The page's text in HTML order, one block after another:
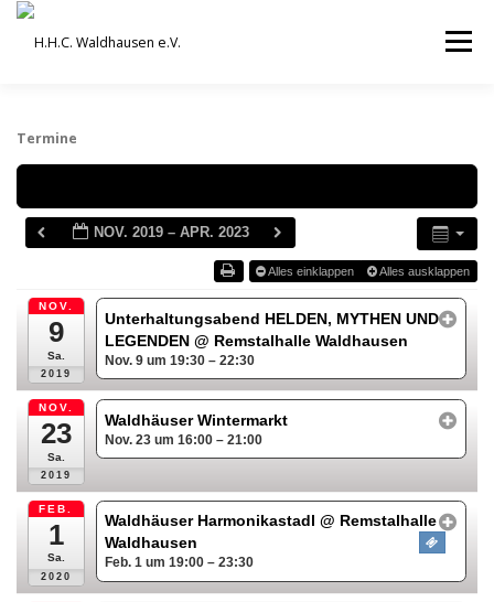
Zum
springen
Menü
ORCHESTER UND ENSEMBLES TERMINE
Termine
NOV. 2019 – APR. 2023
Alles einklappen Alles ausklappen
NOV.
9
Sa.
2019
Unterhaltungsabend HELDEN, MYTHEN UND
LEGENDEN@ Remstalhalle Waldhausen
Nov. 9 um 19:30 – 22:30
NOV.
23
Sa.
2019
Waldhäuser Wintermarkt
Nov. 23 um 16:00 – 21:00
FEB.
1
Sa.
2020
Waldhäuser Harmonikastadl@ Remstalhalle
Waldhausen
Feb. 1 um 19:00 – 23:30